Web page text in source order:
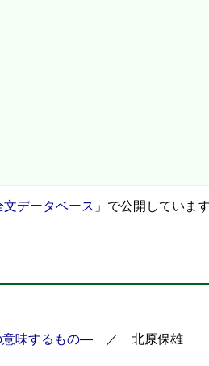
データベース」 で公開していま
意味するもの― ／ 北原保雄